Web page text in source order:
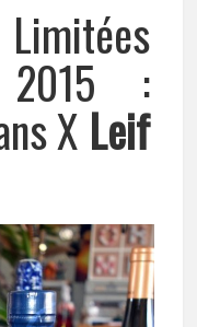
:
X Leif